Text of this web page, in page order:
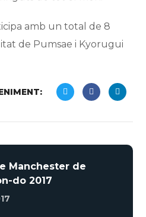
amb un total de 8
de Pumsae i Kyorugui
Manchester de
do 2017